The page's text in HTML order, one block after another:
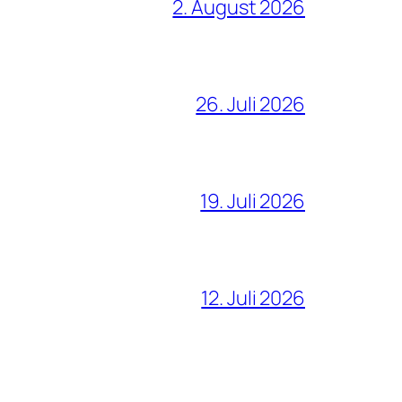
2. August 2026
26. Juli 2026
19. Juli 2026
12. Juli 2026